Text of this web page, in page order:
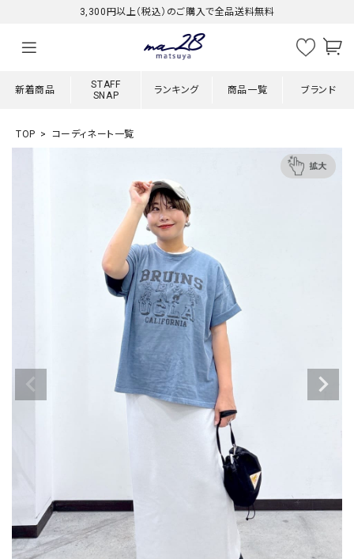
3,300円以上（税込）のご購入で全品送料無料
新着商品
STAFF
SNAP
ランキング 商品一覧 ブランド
TOP コーディネート一覧